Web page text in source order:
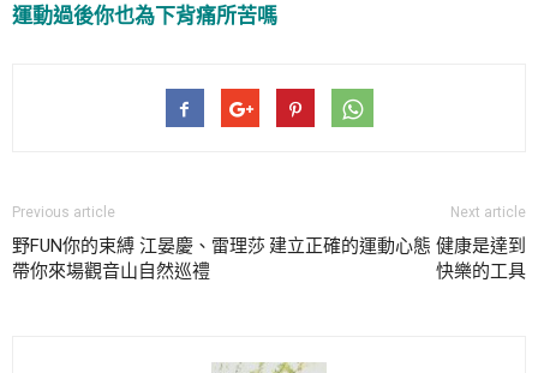
運動過後你也為下背痛所苦嗎
Previous article
野FUN你的束縛 江晏慶、雷理莎
帶你來場觀音山自然巡禮
Next article
建立正確的運動心態 健康是達到
快樂的工具